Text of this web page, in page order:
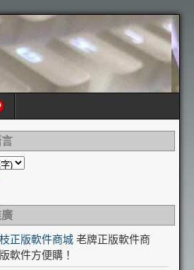
正版軟件商城 老牌正版軟件商
軟件方便購！